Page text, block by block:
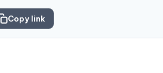
Copy link